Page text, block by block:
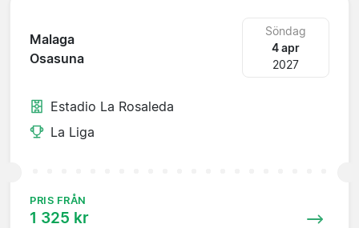
Malaga
Osasuna
Söndag
4 apr
2027
Estadio La Rosaleda
La Liga
PRIS FRÅN
1 325 kr